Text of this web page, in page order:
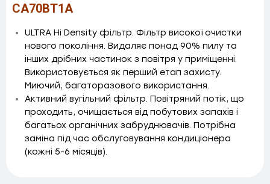
CA70BT1A
ULTRA Hi Density фільтр. Фільтр високої очистки
нового покоління. Видаляє понад 90% пилу та
інших дрібних частинок з повітря у приміщенні.
Використовується як перший етап захисту.
Миючий, багаторазового використання.
Активний вугільний фільтр. Повітряний потік, що
проходить, очищається від побутових запахів і
багатьох органічних забруднювачів. Потрібна
заміна під час обслуговування кондиціонера
(кожні 5-6 місяців).